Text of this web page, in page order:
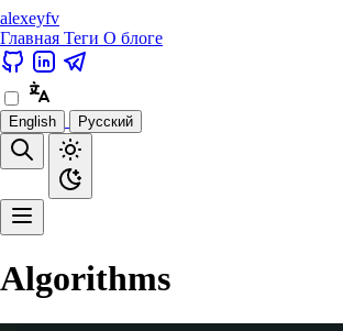
alexeyfv
Главная Теги О блоге
English Русский
Algorithms